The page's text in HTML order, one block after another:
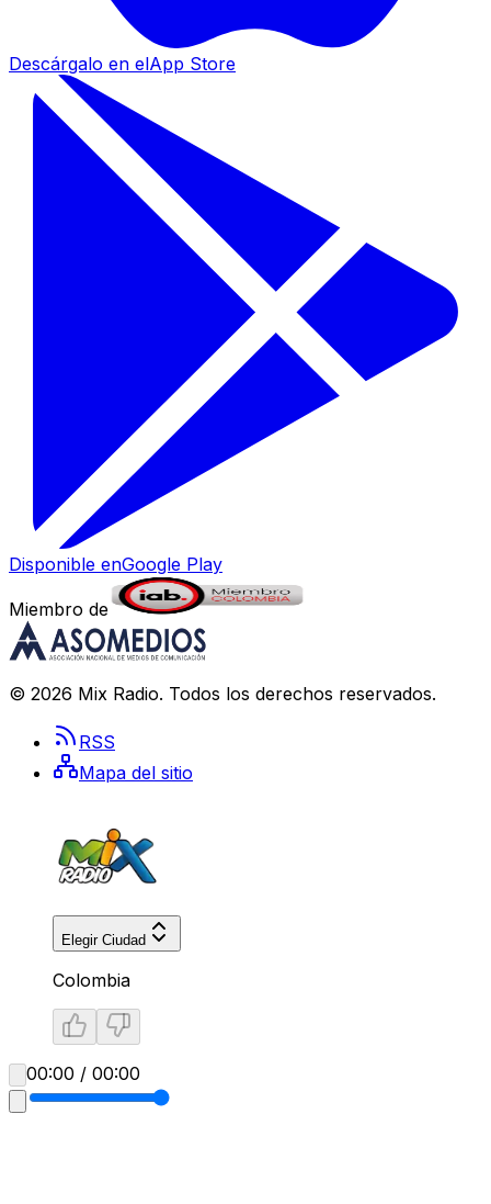
Descárgalo en elApp Store
Disponible enGoogle Play
Miembro de
© 2026 Mix Radio. Todos los derechos reservados.
RSS
Mapa del sitio
Elegir Ciudad
Colombia
00:00 / 00:00